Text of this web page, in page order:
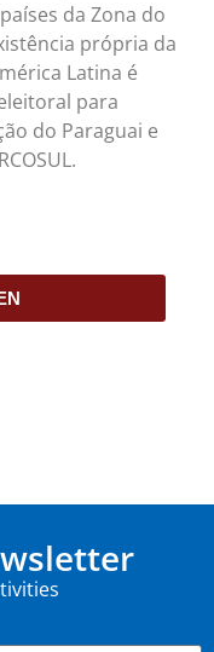
da Zona do
própria da
Latina é
para
do Paraguai e